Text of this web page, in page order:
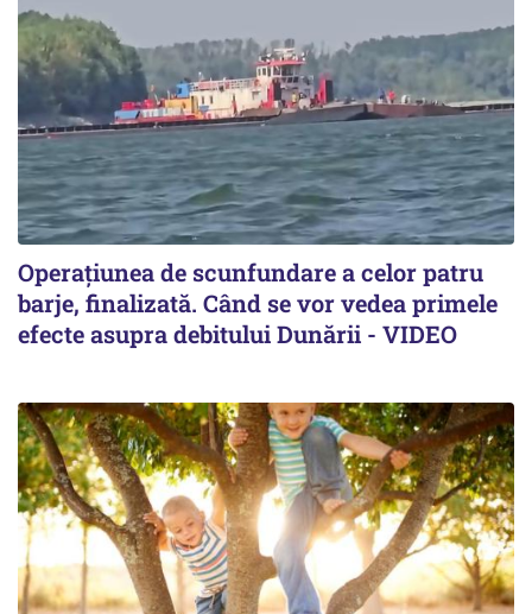
Operațiunea de scunfundare a celor patru
barje, finalizată. Când se vor vedea primele
efecte asupra debitului Dunării - VIDEO